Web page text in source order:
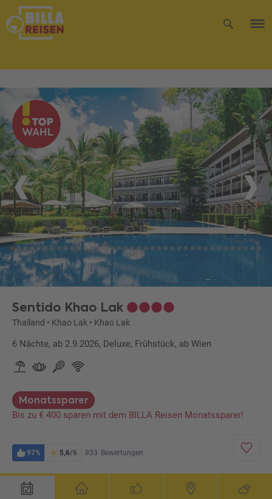
Sentido Khao Lak
Thailand • Khao Lak • Khao Lak
6 Nächte, ab 2.9.2026, Deluxe, Frühstück, ab Wien
Monatssparer
Bis zu € 400 sparen mit dem BILLA Reisen Monatssparer!
97% 5,6/6 833 Bewertungen